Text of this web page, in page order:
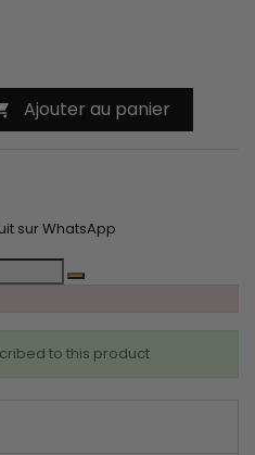
Ajouter au panier
sur WhatsApp
to this product